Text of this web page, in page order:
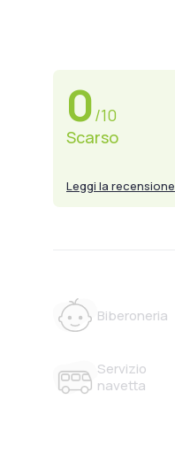
0/10
Scarso
Leggi la recensione
Biberoneria
Servizio
navetta